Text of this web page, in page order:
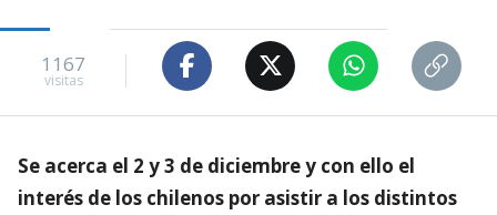
1167
visitas
Se acerca el 2 y 3 de diciembre y con ello el
interés de los chilenos por asistir a los distintos